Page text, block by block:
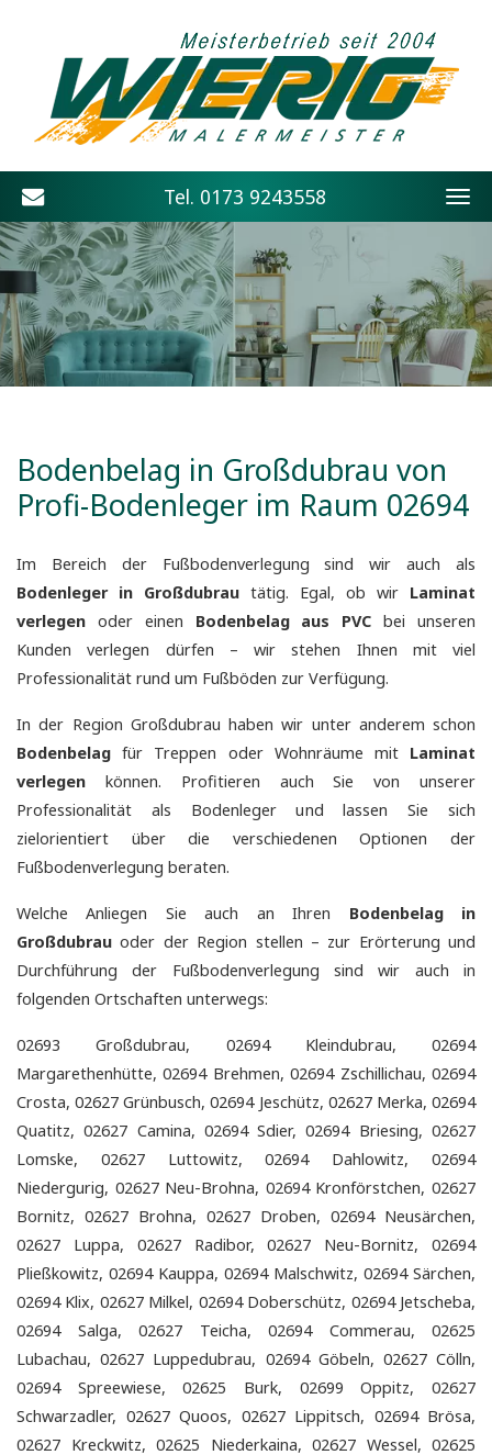
Tel. 0173 9243558
Bodenbelag in Großdubrau von
Profi-Bodenleger im Raum 02694
Im Bereich der Fußbodenverlegung sind wir auch als
Bodenleger in Großdubrau tätig. Egal, ob wir Laminat
verlegen oder einen Bodenbelag aus PVC bei unseren
Kunden verlegen dürfen – wir stehen Ihnen mit viel
Professionalität rund um Fußböden zur Verfügung.
In der Region Großdubrau haben wir unter anderem schon
Bodenbelag für Treppen oder Wohnräume mit Laminat
verlegen können. Profitieren auch Sie von unserer
Professionalität als Bodenleger und lassen Sie sich
zielorientiert über die verschiedenen Optionen der
Fußbodenverlegung beraten.
Welche Anliegen Sie auch an Ihren Bodenbelag
in
Großdubrau oder der Region stellen – zur Erörterung und
Durchführung der Fußbodenverlegung sind wir auch in
folgenden Ortschaften unterwegs:
02693 Großdubrau, 02694 Kleindubrau, 02694
Margarethenhütte, 02694 Brehmen, 02694 Zschillichau, 02694
Crosta, 02627 Grünbusch, 02694 Jeschütz, 02627 Merka, 02694
Quatitz, 02627 Camina, 02694 Sdier, 02694 Briesing, 02627
Lomske, 02627 Luttowitz, 02694 Dahlowitz, 02694
Niedergurig, 02627 Neu-Brohna, 02694 Kronförstchen, 02627
Bornitz, 02627 Brohna, 02627 Droben, 02694 Neusärchen,
02627 Luppa, 02627 Radibor, 02627 Neu-Bornitz, 02694
Pließkowitz, 02694 Kauppa, 02694 Malschwitz, 02694 Särchen,
02694 Klix, 02627 Milkel, 02694 Doberschütz, 02694 Jetscheba,
02694 Salga, 02627 Teicha, 02694 Commerau, 02625
Lubachau, 02627 Luppedubrau, 02694 Göbeln, 02627 Cölln,
02694 Spreewiese, 02625 Burk, 02699 Oppitz, 02627
Schwarzadler, 02627 Quoos, 02627 Lippitsch, 02694 Brösa,
02627 Kreckwitz, 02625 Niederkaina, 02627 Wessel, 02625